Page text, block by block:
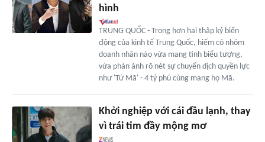
hình
TRUNG QUỐC - Trong hơn hai thập kỷ biến
động của kinh tế Trung Quốc, hiếm có nhóm
doanh nhân nào vừa mang tính biểu tượng,
vừa phản ánh rõ nét sự chuyển dịch quyền lực
như 'Tứ Mã' - 4 tỷ phú cùng mang họ Mã.
Khởi nghiệp với cái đầu lạnh, thay
vì trái tim đầy mộng mơ